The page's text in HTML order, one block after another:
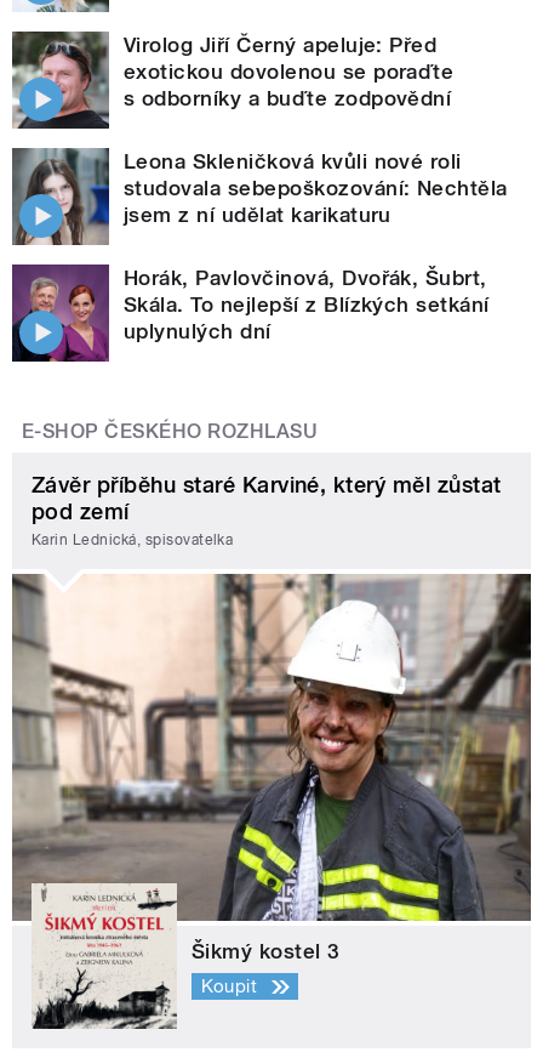
Virolog Jiří Černý apeluje: Před
exotickou dovolenou se poraďte
s odborníky a buďte zodpovědní
Leona Skleničková kvůli nové roli
studovala sebepoškozování: Nechtěla
jsem z ní udělat karikaturu
Horák, Pavlovčinová, Dvořák, Šubrt,
Skála. To nejlepší z Blízkých setkání
uplynulých dní
E-SHOP ČESKÉHO ROZHLASU
Závěr příběhu staré Karviné, který měl zůstat
pod zemí
Karin Lednická, spisovatelka
Šikmý kostel 3
Koupit